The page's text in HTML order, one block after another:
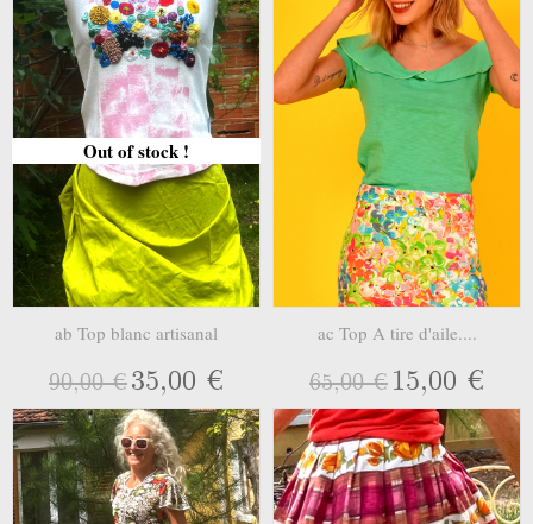
Out of stock !
ab Top blanc artisanal
90,00 €35,00 €
ac Top A tire d'aile....
65,00 € 15,00 €